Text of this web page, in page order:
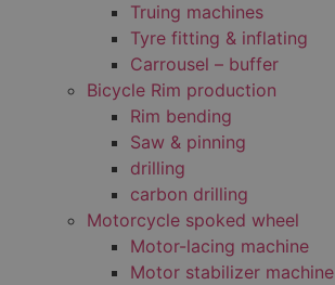
Truing machines
Tyre fitting & inflating
Carrousel – buffer
Bicycle Rim production
Rim bending
Saw & pinning
drilling
carbon drilling
Motorcycle spoked wheel
Motor-lacing machine
Motor stabilizer machine